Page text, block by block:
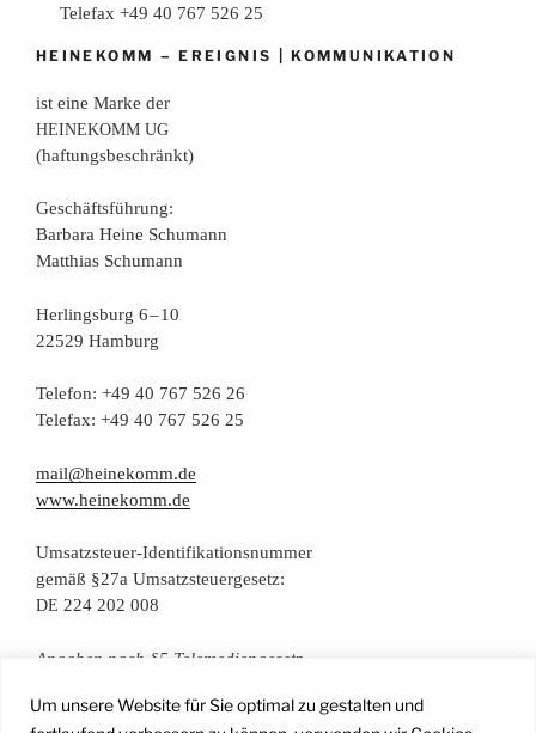
Um unsere Website für Sie optimal zu gestalten und
Telefax +49 40 767 526 25
HEINEKOMM –EREIGNIS |KOMMUNIKATION
ist eine Mar­ke der
HEINEKOMM UG
(haf­tungs­be­schränkt)
Geschäfts­füh­rung:
Bar­ba­ra Hei­ne Schumann
Mat­thi­as Schumann
Her­lings­burg 6 – 10
22529 Hamburg
Tele­fon: +49 40 767 526 26
Tele­fax: +49 40 767 526 25
mail@heinekomm.de
www.heinekomm.de
Umsatz­steu­er-Iden­ti­fi­ka­ti­ons­num­mer
gemäß §27a Umsatzsteuergesetz:
DE 224 202 008
Anga­ben nach §5 Telemediengesetz
Daten­schutz­er­klä­rung